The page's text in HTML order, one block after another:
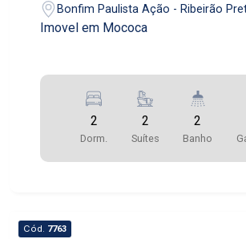
Bonfim Paulista Ação - Ribeirão
Imovel em Mococa
2
Dorm.
2
Suítes
2
Banho
Cód. 7763